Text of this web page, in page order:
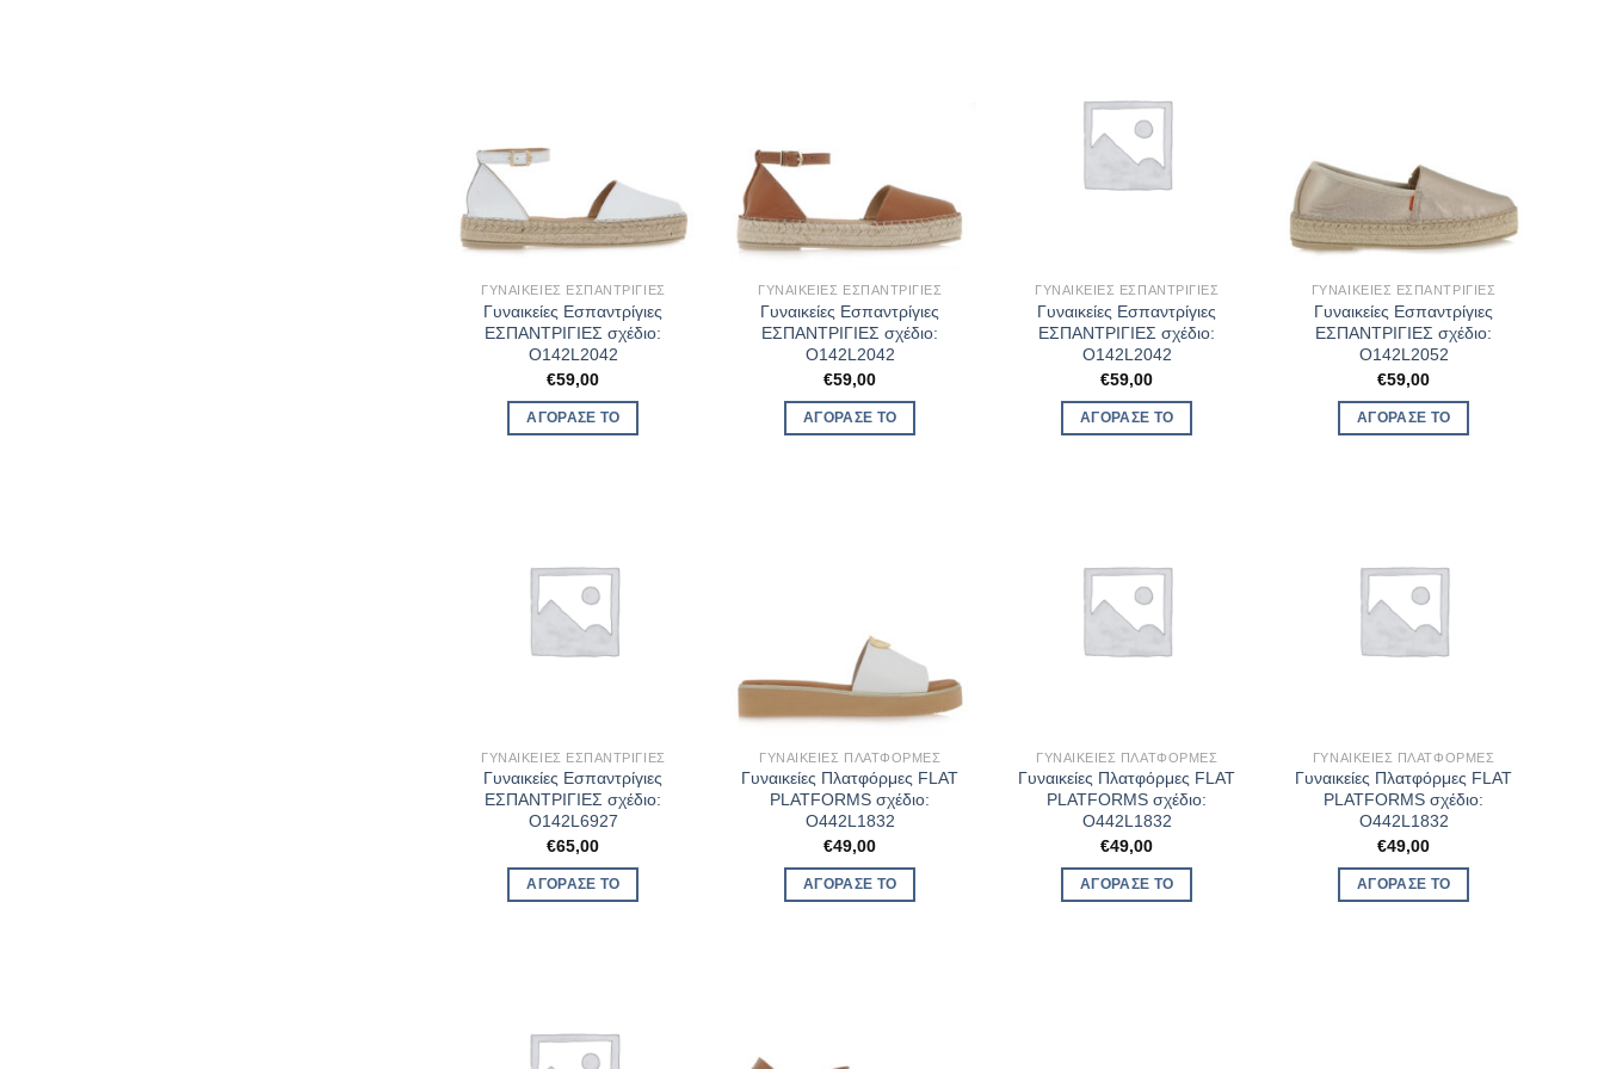
ΓΥΝΑΙΚΕΊΕΣ ΕΣΠΑΝΤΡΊΓΙΕΣ
Γυναικείες Εσπαντρίγιες
ΕΣΠΑΝΤΡΙΓΙΕΣ σχέδιο:
O142L2042
€59,00
ΑΓΌΡΑΣΈ ΤΟ
ΓΥΝΑΙΚΕΊΕΣ ΕΣΠΑΝΤΡΊΓΙΕΣ
Γυναικείες Εσπαντρίγιες
ΕΣΠΑΝΤΡΙΓΙΕΣ σχέδιο:
O142L2042
€59,00
ΑΓΌΡΑΣΈ ΤΟ
ΓΥΝΑΙΚΕΊΕΣ ΕΣΠΑΝΤΡΊΓΙΕΣ
Γυναικείες Εσπαντρίγιες
ΕΣΠΑΝΤΡΙΓΙΕΣ σχέδιο:
O142L2042
€59,00
ΑΓΌΡΑΣΈ ΤΟ
ΓΥΝΑΙΚΕΊΕΣ ΕΣΠΑΝΤΡΊΓΙΕΣ
Γυναικείες Εσπαντρίγιες
ΕΣΠΑΝΤΡΙΓΙΕΣ σχέδιο:
O142L2052
€59,00
ΑΓΌΡΑΣΈ ΤΟ
ΓΥΝΑΙΚΕΊΕΣ ΕΣΠΑΝΤΡΊΓΙΕΣ
Γυναικείες Εσπαντρίγιες
ΕΣΠΑΝΤΡΙΓΙΕΣ σχέδιο:
O142L6927
€65,00
ΑΓΌΡΑΣΈ ΤΟ
ΓΥΝΑΙΚΕΊΕΣ ΠΛΑΤΦΌΡΜΕΣ
Γυναικείες Πλατφόρμες FLAT
PLATFORMS σχέδιο:
O442L1832
€49,00
ΑΓΌΡΑΣΈ ΤΟ
ΓΥΝΑΙΚΕΊΕΣ ΠΛΑΤΦΌΡΜΕΣ
Γυναικείες Πλατφόρμες FLAT
PLATFORMS σχέδιο:
O442L1832
€49,00
ΑΓΌΡΑΣΈ ΤΟ
ΓΥΝΑΙΚΕΊΕΣ ΠΛΑΤΦΌΡΜΕΣ
Γυναικείες Πλατφόρμες FLAT
PLATFORMS σχέδιο:
O442L1832
€49,00
ΑΓΌΡΑΣΈ ΤΟ